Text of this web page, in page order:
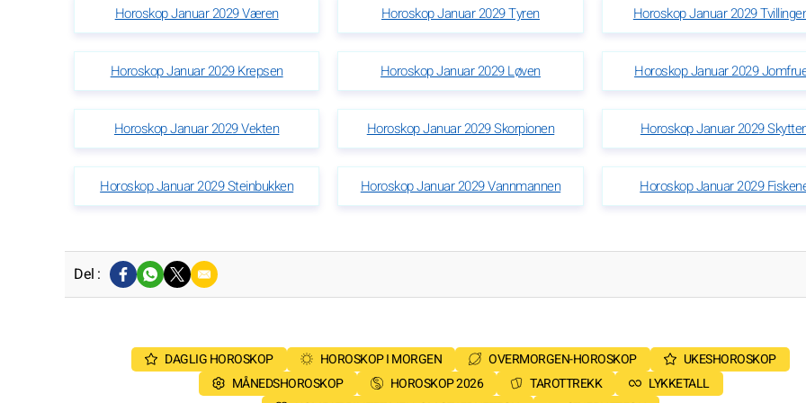
Horoskop Januar 2029 Væren Horoskop Januar 2029 Tyren Horoskop Januar 2029
Horoskop Januar 2029 Krepsen Horoskop Januar 2029 Løven Horoskop Januar 2029
Horoskop Januar 2029 Vekten Horoskop Januar 2029 Skorpionen Horoskop Januar 2029
Horoskop Januar 2029 Steinbukken Horoskop Januar 2029 Vannmannen Horoskop Januar 2029
Del :
DAGLIG HOROSKOP HOROSKOP I MORGEN OVERMORGEN-HOROSKOP
UKESHOROSKOP
MÅNEDSHOROSKOP
HOROSKOP 2026 TAROTTREKK
LYKKETALL